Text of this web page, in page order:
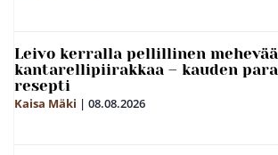
Leivo kerralla pellillinen mehevää
kantarellipiirakkaa – kauden
resepti
Kaisa Mäki | 08.08.2026